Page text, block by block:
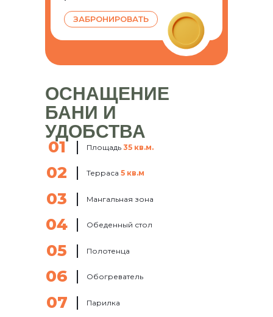
ЗАБРОНИРОВАТЬ
01
02
03
04
05
06
07
Площадь 35 кв.м.
Терраса 5 кв.м
Мангальная зона
Обеденный стол
Полотенца
Обогреватель
Парилка
ОСНАЩЕНИЕ
БАНИ И
УДОБСТВА